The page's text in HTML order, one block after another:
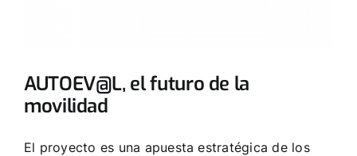
AUTOEV@L, el futuro de la
movilidad
El proyecto es una apuesta estratégica de los